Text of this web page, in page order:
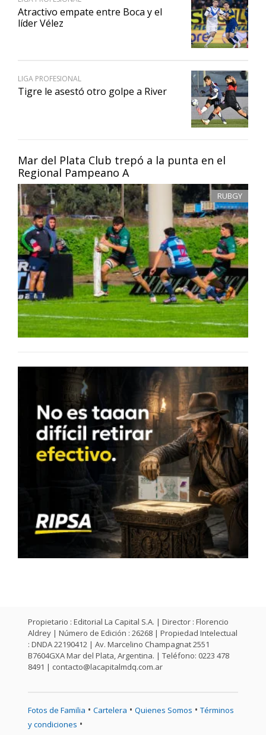
Mar del Plata Club trepó a la punta en el
Regional Pampeano A
RUBGY
Atractivo empate entre Boca y el
líder Vélez
LIGA PROFESIONAL
Tigre le asestó otro golpe a River
Propietario : Editorial La Capital S.A. | Director : Florencio
Aldrey | Número de Edición : 26268 | Propiedad Intelectual
: DNDA 22190412 | Av. Marcelino Champagnat 2551
B7604GXA Mar del Plata, Argentina. | Teléfono: 0223 478
8491 | contacto@lacapitalmdq.com.ar
Fotos de Familia • Cartelera • Quienes Somos • Términos
y condiciones •